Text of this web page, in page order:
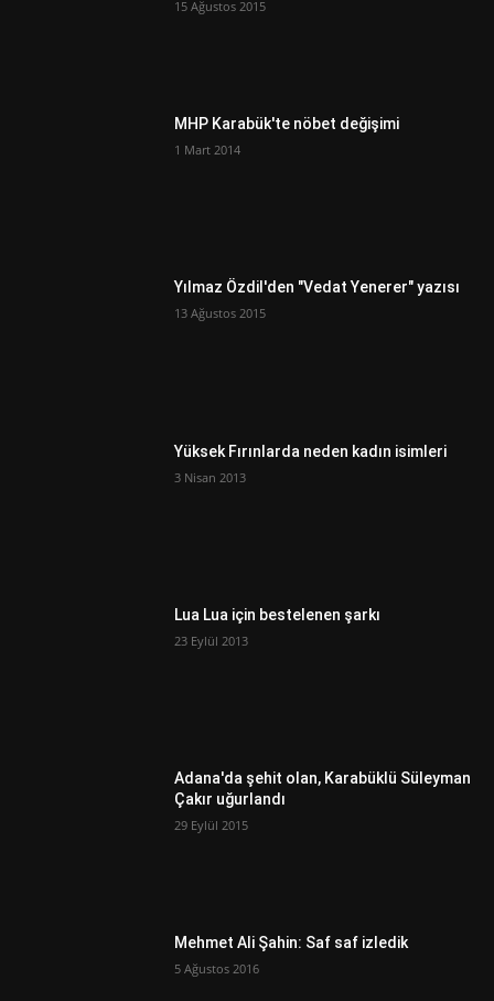
15 Ağustos 2015
MHP Karabük'te nöbet değişimi
1 Mart 2014
Yılmaz Özdil'den "Vedat Yenerer" yazısı
13 Ağustos 2015
Yüksek Fırınlarda neden kadın isimleri
3 Nisan 2013
Lua Lua için bestelenen şarkı
23 Eylül 2013
Adana'da şehit olan, Karabüklü Süleyman
Çakır uğurlandı
29 Eylül 2015
Mehmet Ali Şahin: Saf saf izledik
5 Ağustos 2016